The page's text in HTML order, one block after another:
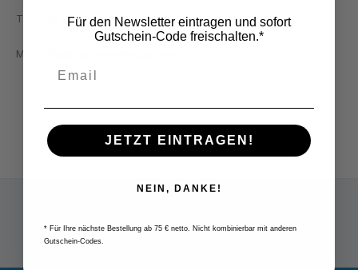
Tel.: +49 2822 7131930
Mail:
Für den Newsletter eintragen und sofort
Gutschein-Code freischalten.*
JETZT EINTRAGEN!
NEIN, DANKE!
* Für Ihre nächste Bestellung ab 75 € netto. Nicht kombinierbar mit anderen
Gutschein-Codes.